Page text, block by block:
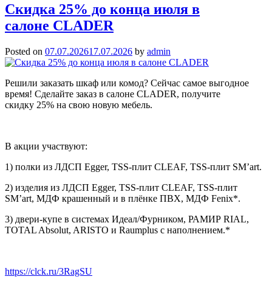
Скидка 25% до конца июля в
салоне CLADER
Posted on 07.07.202617.07.2026 by admin
Решили заказать шкаф или комод? Сейчас самое выгодное
время! Сделайте заказ в салоне CLADER, получите
скидку 25% на свою новую мебель.
В акции участвуют:
1) полки из ЛДСП Egger, TSS-плит CLEAF, TSS-плит SM’art.
2) изделия из ЛДСП Egger, TSS-плит CLEAF, TSS-плит
SM’art, МДФ крашенный и в плёнке ПВХ, МДФ Fenix*.
3) двери-купе в системах Идеал/Фурником, РАМИР RIAL,
TOTAL Absolut, ARISTO и Raumplus с наполнением.*
https://clck.ru/3RagSU